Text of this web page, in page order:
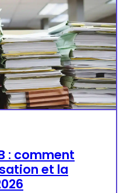
: comment
et la